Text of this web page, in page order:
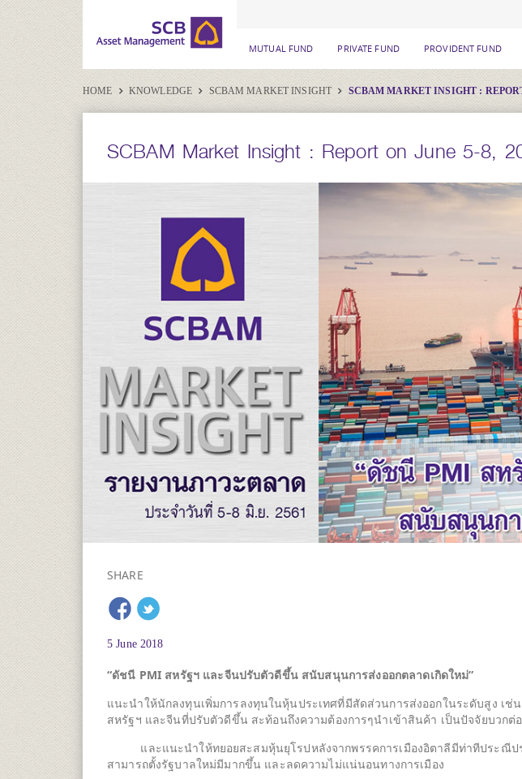
MUTUAL FUND PRIVATE FUND PROVIDENT FUND
HOME KNOWLEDGE SCBAM MARKET INSIGHT SCBAM MARKET INSIGHT :
SCBAM Market Insight : Report on June 5-8,
SHARE
5 June 2018
“ดัชนี PMI สหรัฐฯ และจีนปรับตัวดีขึ้น สนับสนุนการส่งออกตลาดเกิดใหม่”
แนะนำให้นักลงทุนเพิ่มการลงทุนในหุ้นประเทศที่มีสัดส่วนการส่งออกในระดับสูง เช่
สหรัฐฯ และจีนที่ปรับตัวดีขึ้น สะท้อนถึงความต้องการๆนำเข้าสินค้า เป็นปัจจัยบวกต่
และแนะนำให้ทยอยสะสมหุ้นยุโรปหลังจากพรรคการเมืองอิตาลีมีท่าทีประณีป
สามารถตั้งรัฐบาลใหม่มีมากขึ้น และลดความไม่แน่นอนทางการเมือง